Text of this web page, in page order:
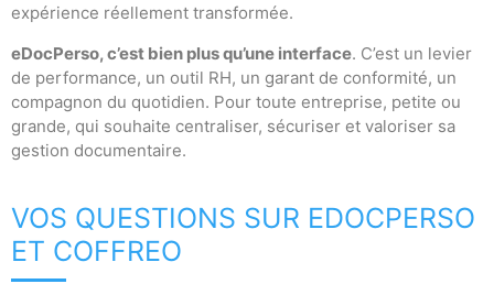
expérience réellement transformée.
eDocPerso, c’est bien plus qu’une interface. C’est un levier
de performance, un outil RH, un garant de conformité, un
compagnon du quotidien. Pour toute entreprise, petite ou
grande, qui souhaite centraliser, sécuriser et valoriser sa
gestion documentaire.
VOS QUESTIONS SUR EDOCPERSO
ET COFFREO